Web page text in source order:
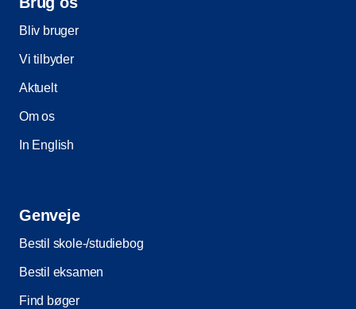
Bliv bruger
Vi tilbyder
Aktuelt
Om os
In English
Genveje
Bestil skole-/studiebog
Bestil eksamen
Find bøger